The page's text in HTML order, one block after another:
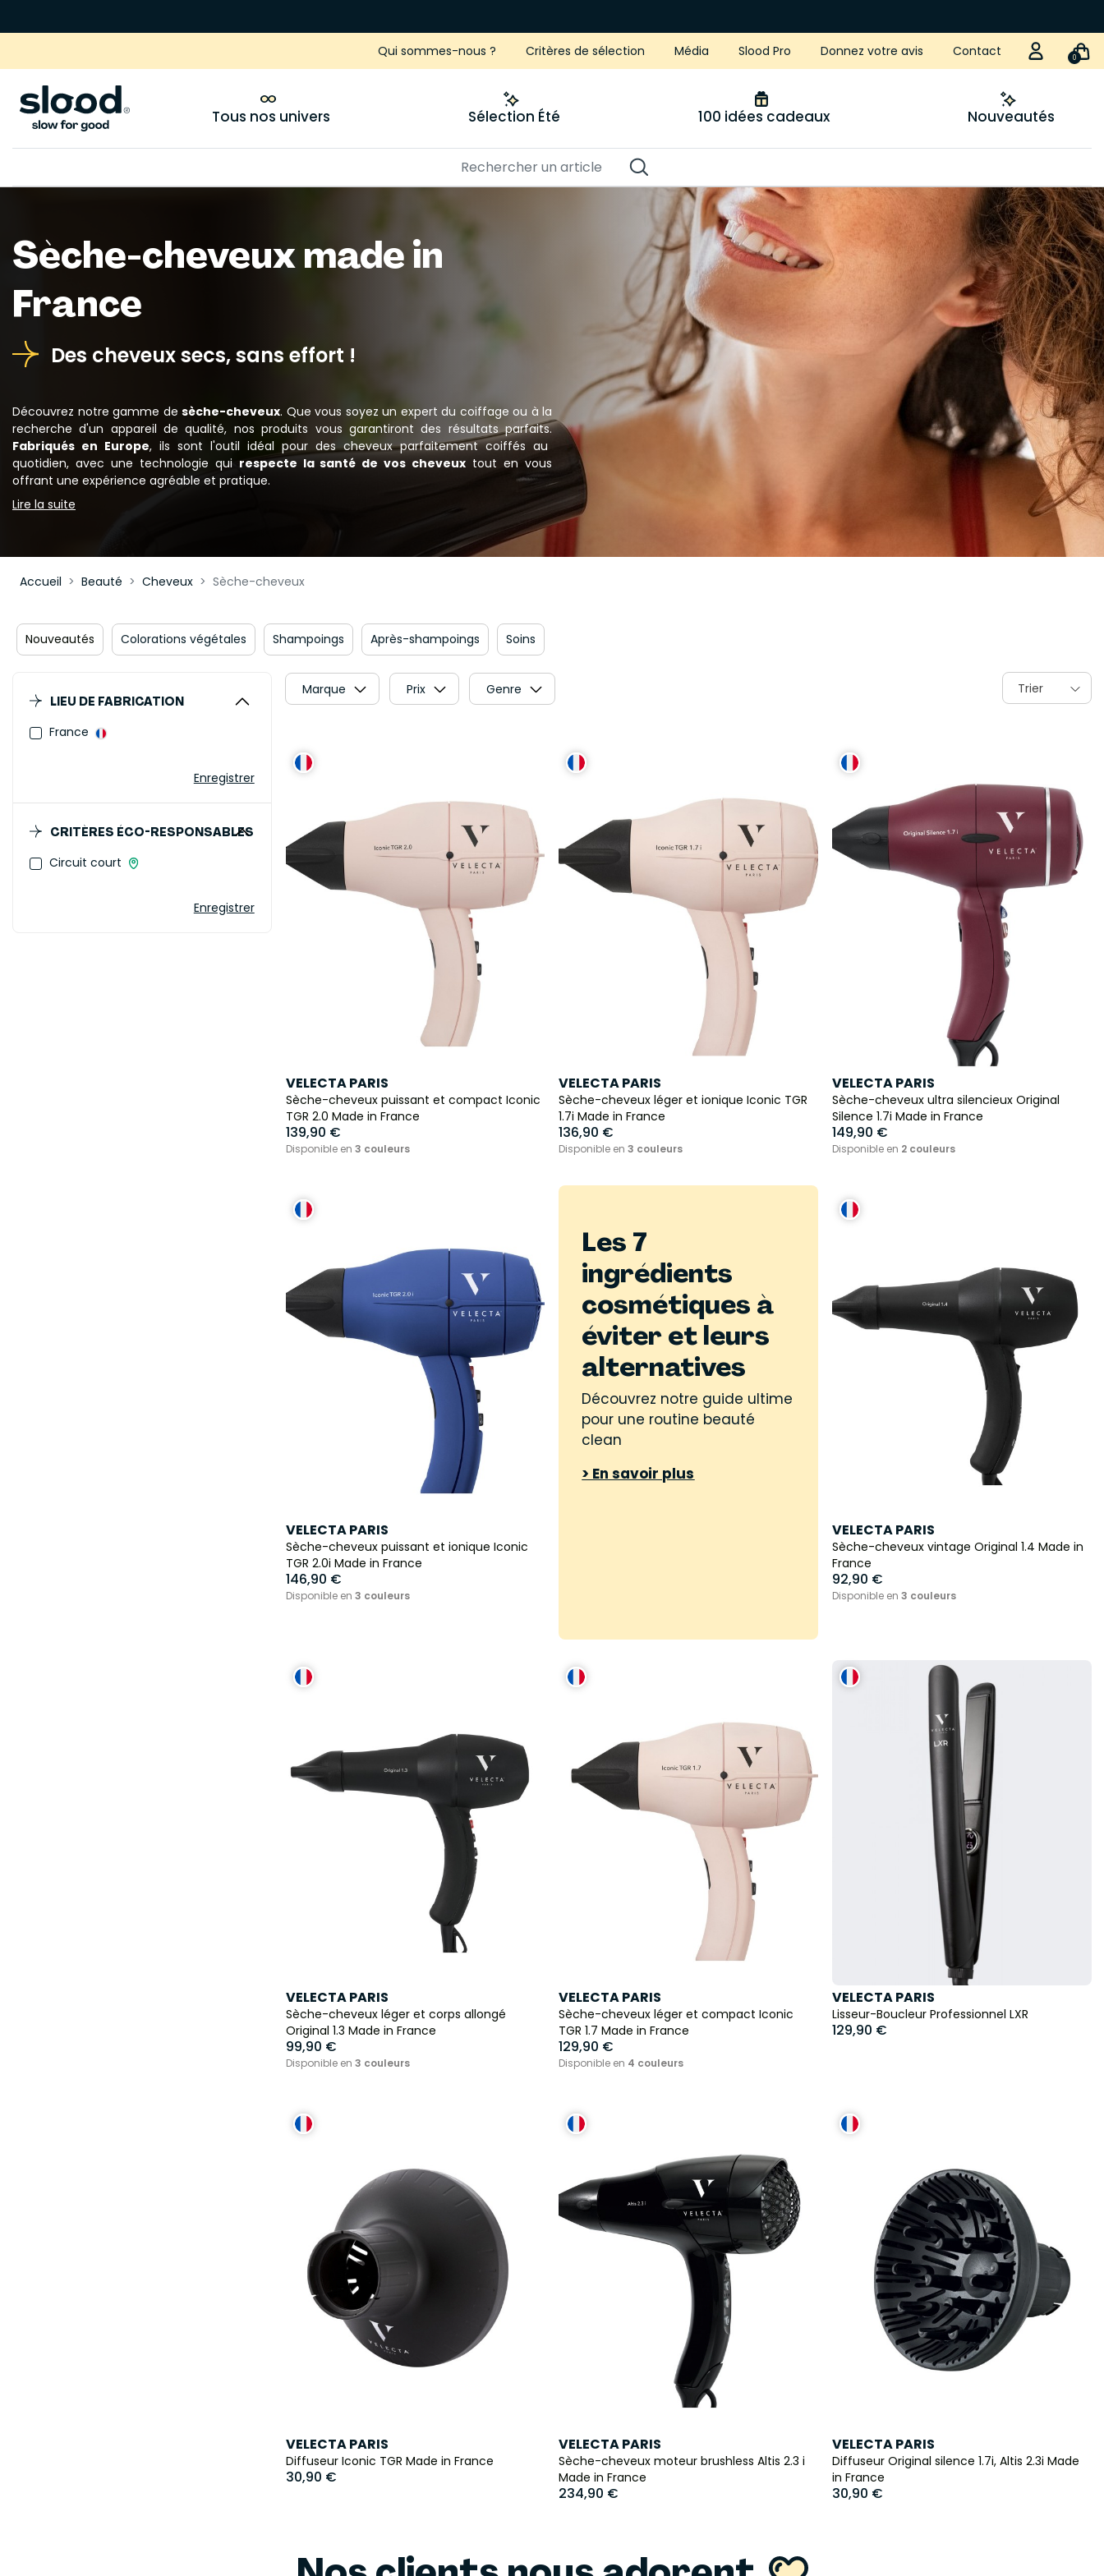
Qui sommes-nous ? Critères de sélection Média Slood Pro Donnez votre avis Contact 0
Tous nos univers Sélection Été 100 idées cadeaux Nouveautés
Sèche-cheveux made in
France
Des cheveux secs, sans effort !
Découvrez notre gamme de sèche-cheveux. Que vous soyez un expert du coiffage ou à la
recherche d'un appareil de qualité, nos produits vous garantiront des résultats parfaits.
Fabriqués en Europe, ils sont l'outil idéal pour des cheveux parfaitement coiffés au
quotidien, avec une technologie qui respecte la santé de vos cheveux tout en vous
offrant une expérience agréable et pratique.
Lire la suite
Accueil Beauté Cheveux Sèche-cheveux
Nouveautés Colorations végétales Shampoings Après-shampoings Soins
LIEU DE FABRICATION
France
Enregistrer
CRITÈRES ÉCO-RESPONSABLES
Circuit court
Enregistrer
Marque Prix Genre Trier
VELECTA PARIS
Sèche-cheveux puissant et compact Iconic
TGR 2.0 Made in France
139,90 €
Disponible en 3 couleurs
VELECTA PARIS
Sèche-cheveux léger et ionique Iconic TGR
1.7i Made in France
136,90 €
Disponible en3 couleurs
VELECTA PARIS
Sèche-cheveux ultra silencieux Original
Silence 1.7i Made in France
149,90 €
Disponible en 2 couleurs
VELECTA PARIS
Sèche-cheveux puissant et ionique Iconic
TGR 2.0i Made in France
146,90 €
Disponible en 3 couleurs
Les 7
ingrédients
cosmétiques à
éviter et leurs
alternatives
Découvrez notre guide ultime
pour une routine beauté
clean
> En savoir plus
VELECTA PARIS
Sèche-cheveux vintage Original 1.4 Made in
France
92,90 €
Disponible en3 couleurs
VELECTA PARIS
Sèche-cheveux léger et corps allongé
Original 1.3 Made in France
99,90 €
Disponible en 3 couleurs
VELECTA PARIS
Sèche-cheveux léger et compact Iconic
TGR 1.7 Made in France
129,90 €
Disponible en 4 couleurs
VELECTA PARIS
Lisseur-Boucleur Professionnel LXR
129,90 €
VELECTA PARIS
Diffuseur Iconic TGR Made in France
30,90 €
VELECTA PARIS
Sèche-cheveux moteur brushless Altis 2.3 i
Made in France
234,90 €
VELECTA PARIS
Diffuseur Original silence 1.7i, Altis 2.3i Made
in France
30,90 €